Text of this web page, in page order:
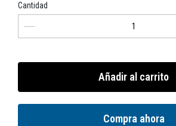
Cantidad
Añadir al carrito
Compra ahora